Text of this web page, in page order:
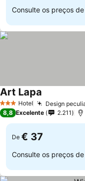
Consulte os preços de
3 EstrelasHotel Design
Art Lapa
8,8 Excelente 2.211
De € 37
Consulte os preços de